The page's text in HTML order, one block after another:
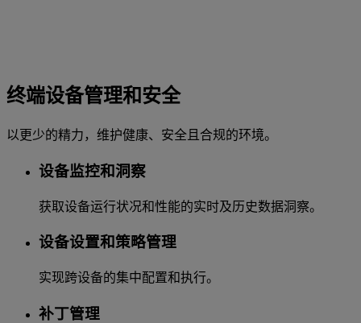
终端设备管理和安全
以更少的精力，维护健康、安全且合规的环境。
设备监控和洞察
获取设备运行状况和性能的实时及历史数据洞察。
设备设置和策略管理
实现跨设备的集中配置和执行。
补丁管理